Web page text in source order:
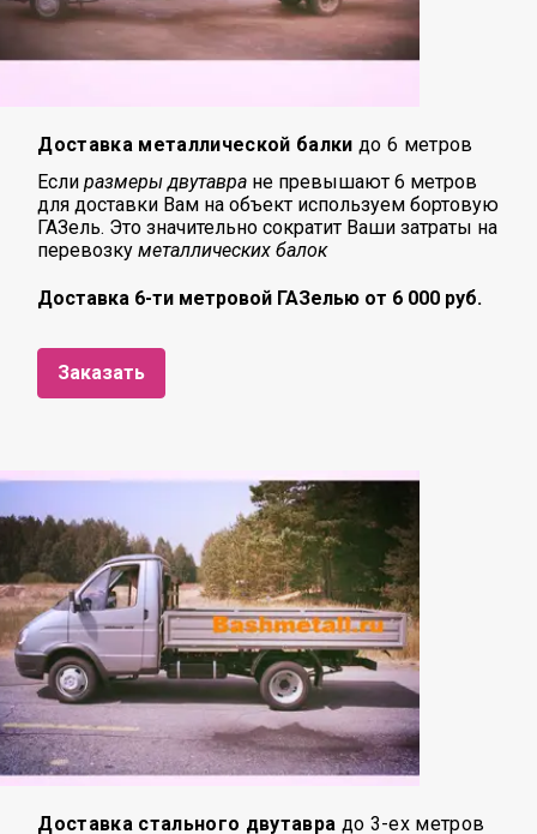
Доставка металлической балки до 6 метров
Еслиразмеры двутавра не превышают 6 метров
для доставки Вам на объект используем бортовую
ГАЗель. Это значительно сократит Ваши затраты на
перевозкуметаллических балок
Доставка 6-ти метровой ГАЗелью от 6 000 руб.
Заказать
Доставка стального двутавра до 3-ех метров